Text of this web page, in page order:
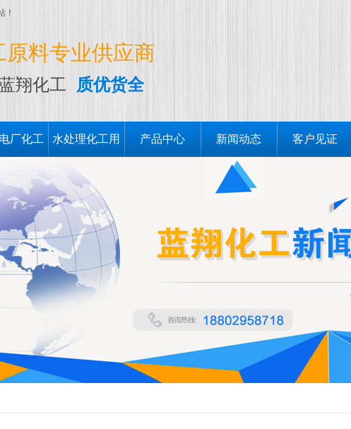
！
原料专业供应商
翔化工 质优货全
厂化工 水处理化工用 产品中心 新闻动态 客户见证